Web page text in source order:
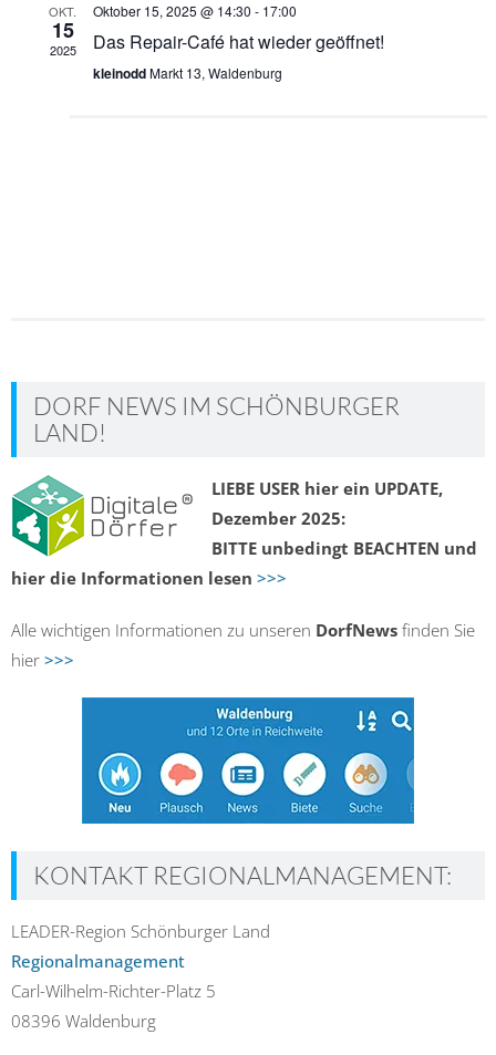
OKT.
15
2025
Oktober 15, 2025 @ 14:30 - 17:00
Das Repair-Café hat wieder geöffnet!
kleinoddMarkt 13, Waldenburg
DORF NEWS IM SCHÖNBURGER
LAND!
LIEBE USER hier ein UPDATE,
Dezember 2025:
BITTE unbedingt BEACHTEN und
hier die Informationen lesen >>>
Alle wichtigen Informationen zu unseren DorfNews finden Sie
hier >>>
KONTAKT REGIONALMANAGEMENT:
LEADER-Region Schönburger Land
Regionalmanagement
Carl-Wilhelm-Richter-Platz 5
08396 Waldenburg